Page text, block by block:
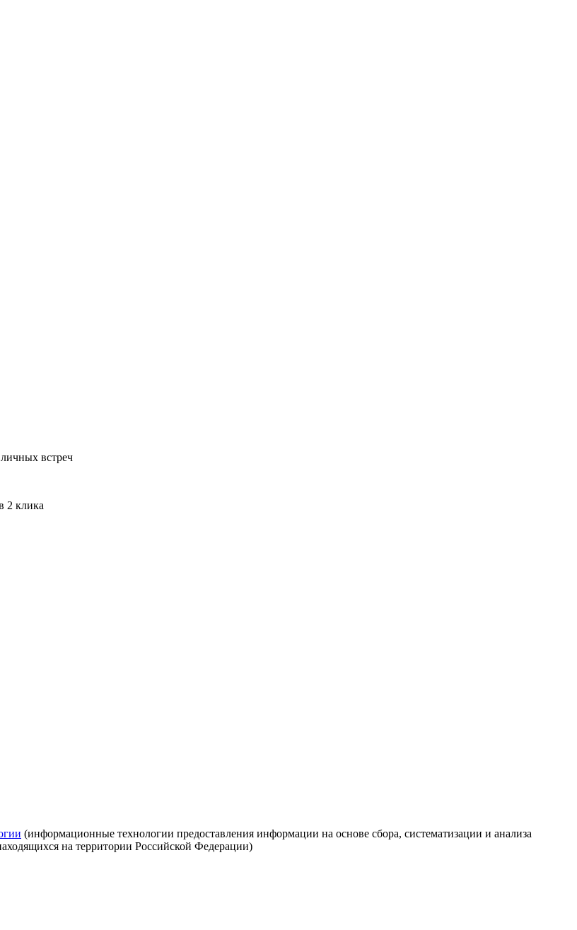
встреч
2 клика
(информационные технологии предоставления информации на основе сбора, систематизации и анализа
на территории Российской Федерации)